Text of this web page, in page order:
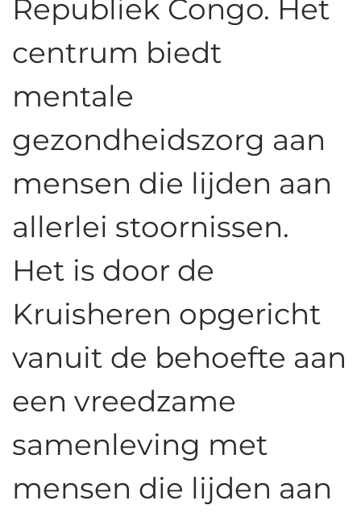
Republiek Congo. Het
centrum biedt
mentale
gezondheidszorg aan
mensen die lijden aan
allerlei stoornissen.
Het is door de
Kruisheren opgericht
vanuit de behoefte aan
een vreedzame
samenleving met
mensen die lijden aan